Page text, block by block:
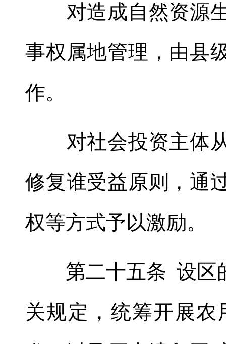
对造成自然资源生
事权属地管理，由县
作。
对社会投资主体从
修复谁受益原则，通
权等方式予以激励。
第二十五条 设区的
关规定 ， 统筹开展农